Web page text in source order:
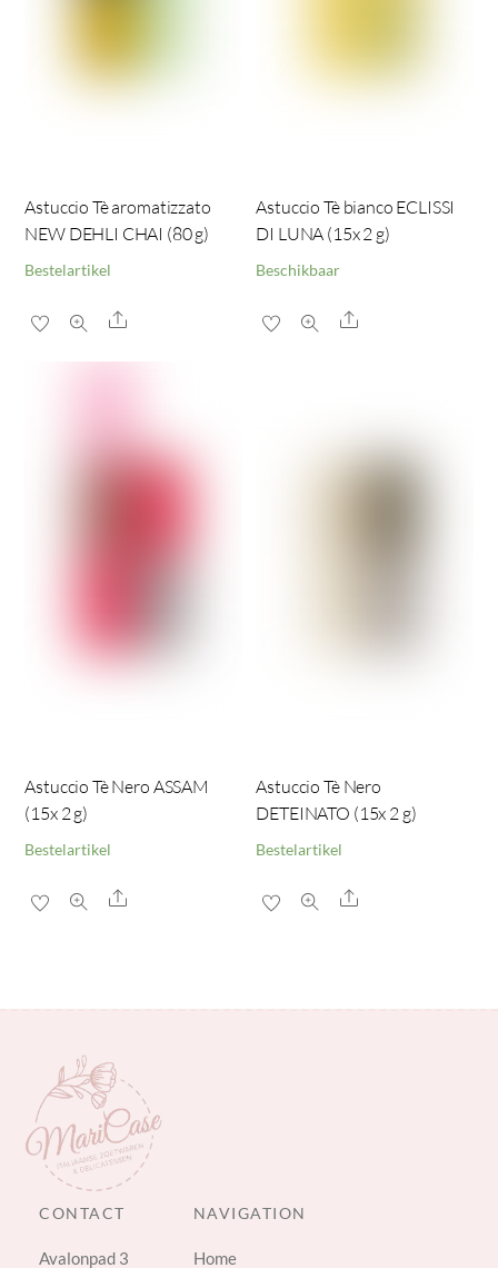
Astuccio Tè aromatizzato
NEW DEHLI CHAI (80 g)
Bestelartikel
Share
Astuccio Tè bianco ECLISSI
DI LUNA (15x 2 g)
Beschikbaar
Share
Astuccio Tè Nero ASSAM
(15x 2 g)
Bestelartikel
Share
Astuccio Tè Nero
DETEINATO (15x 2 g)
Bestelartikel
Share
CONTACT
Avalonpad 3
NAVIGATION
Home